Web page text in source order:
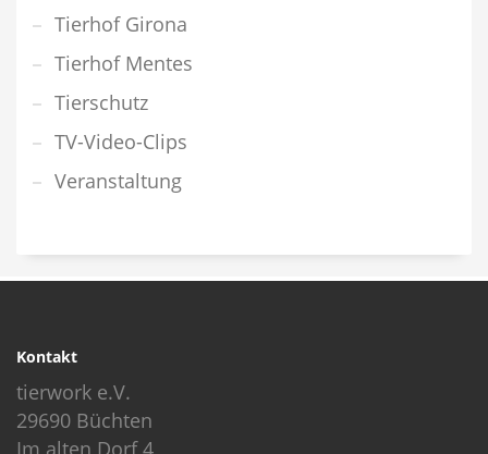
Tierhof Girona
Tierhof Mentes
Tierschutz
TV-Video-Clips
Veranstaltung
Kontakt
tierwork e.V.
29690 Büchten
Im alten Dorf 4